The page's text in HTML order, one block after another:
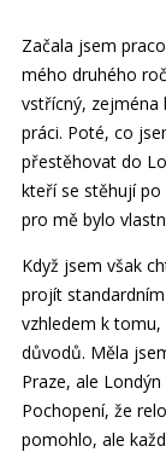
Začala jsem
mého druhého
vstřícný, zejména
práci. Poté, co
přestěhovat do
kteří se stěhují po
pro mě bylo
Když jsem však
projít
vzhledem k
důvodů. Měla
Praze, ale
Pochopení, že
pomohlo, ale